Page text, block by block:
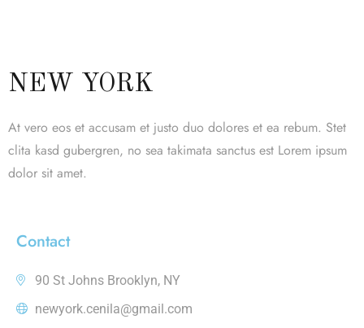
NEW YORK
At vero eos et accusam et justo duo dolores et ea rebum. Stet
clita kasd gubergren, no sea takimata sanctus est Lorem ipsum
dolor sit amet.
Contact
90 St Johns Brooklyn, NY
newyork.cenila@gmail.com